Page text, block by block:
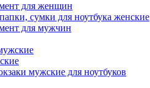
для женщин
сумки для ноутбука женские
для мужчин
мужские для ноутбуков